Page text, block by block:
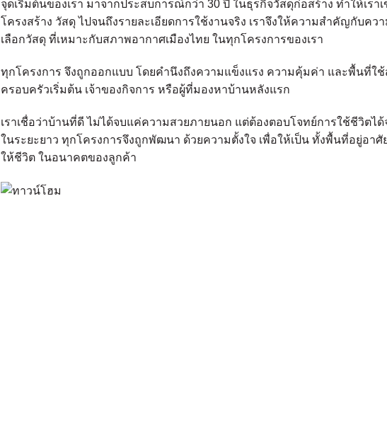
จุดเริ่มต้นของเรา มาจากประสบการณ์กว่า 30 ปี ในธุรกิจวัสดุก่อสร้าง ทำให้เร
โครงสร้าง วัสดุ ไปจนถึงรายละเอียดการใช้งานจริง เราจึงให้ความสำคัญกับคว
เลือกวัสดุ ที่เหมาะกับสภาพอากาศเมืองไทย ในทุกโครงการของเรา
ทุกโครงการ จึงถูกออกแบบ โดยคำนึงถึงความแข็งแรง ความคุ้มค่า และพื้นที่ใ
ครอบครัวเริ่มต้น เจ้าของกิจการ หรือผู้ที่มองหาบ้านหลังแรก
เราเชื่อว่าบ้านที่ดี ไม่ได้จบแค่ความสวยภายนอก แต่ต้องตอบโจทย์การใช้ชีวิตไ
ในระยะยาว ทุกโครงการจึงถูกพัฒนา ด้วยความตั้งใจ เพื่อให้เป็น ทั้งพื้นที่อยู่อา
ให้ชีวิต ในอนาคตของลูกค้า